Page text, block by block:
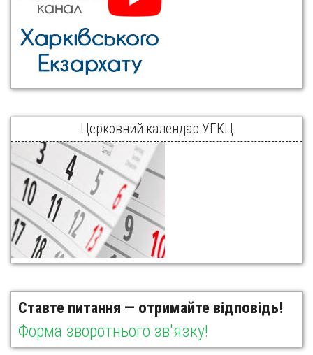
Церковний календар УГКЦ
Ставте питання — отримайте відповідь!
Форма зворотнього зв'язку!